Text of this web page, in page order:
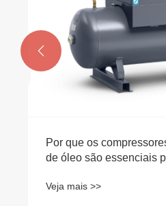
Por que os
de óleo são essenciais
Veja mais >>
